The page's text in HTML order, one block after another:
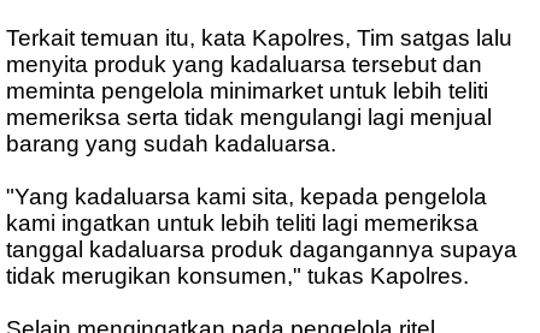
Terkait temuan itu, kata Kapolres, Tim satgas lalu
menyita produk yang kadaluarsa tersebut dan
meminta pengelola minimarket untuk lebih teliti
memeriksa serta tidak mengulangi lagi menjual
barang yang sudah kadaluarsa.
"Yang kadaluarsa kami sita, kepada pengelola
kami ingatkan untuk lebih teliti lagi memeriksa
tanggal kadaluarsa produk dagangannya supaya
tidak merugikan konsumen," tukas Kapolres.